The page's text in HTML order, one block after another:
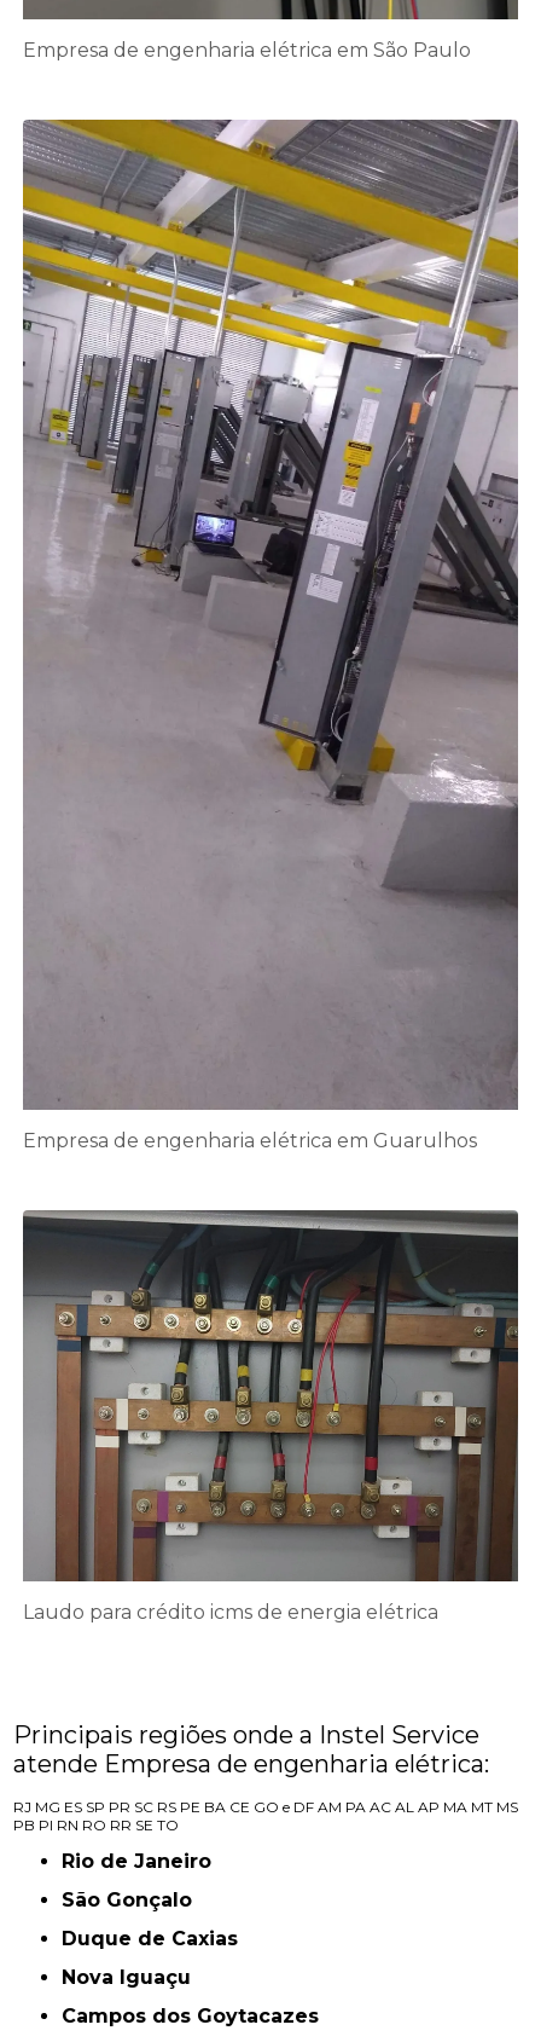
Empresa de engenharia elétrica em São Paulo
Empresa de engenharia elétrica em Guarulhos
Laudo para crédito icms de energia elétrica
Principais regiões onde a Instel Service
atende Empresa de engenharia elétrica:
RJ MG ES SP PR SC RS PE BA CE GO e DF AM PA AC AL AP MA MT MS
PB PI RN RO RR SE TO
Rio de Janeiro
São Gonçalo
Duque de Caxias
Nova Iguaçu
Campos dos Goytacazes